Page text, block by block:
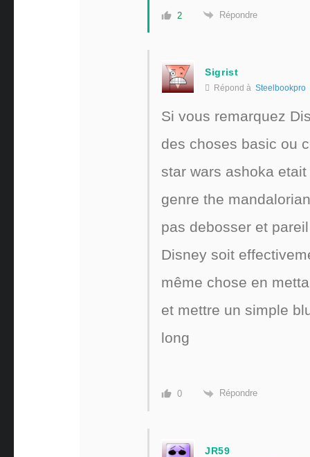
2 Répondre
Sigrist
Répond à Steelbookpro
Si vous remarquez
des choses basic ou
star wars ashoka
genre the
pas debosser et
Disney soit
même chose en
et mettre un simple
long
0 Répondre
JR59